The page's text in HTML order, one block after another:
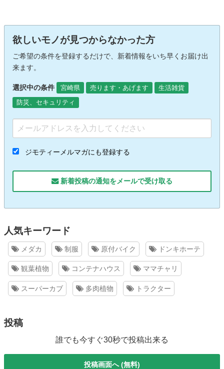
欲しいモノが見つからなかった方
ご希望の条件を登録するだけで、新着情報をいち早くお届け出
来ます。
選択中の条件 宮崎県 売ります・あげます
生活雑貨
防災、セキュリティ
ジモティーメルマガにも登録する
新着投稿の通知をメールで受け取る
人気キーワード
メダカ 制服 原付バイク ドンキホーテ
観葉植物 コンテナハウス ママチャリ
スーパーカブ 多肉植物 トラクター
投稿
誰でも今すぐ30秒で投稿出来る
投稿画面へ (無料)